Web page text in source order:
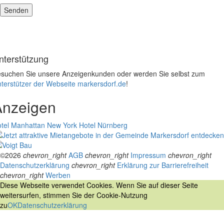
Sie unsere Anzeigenkunden oder werden Sie selbst zum
der Webseite markersdorf.de!
Manhattan New York Hotel Nürnberg
©2026 chevron_right AGB chevron_right Impressum chevron_right
Datenschutzerklärung chevron_right Erklärung zur Barrierefreiheit
chevron_right Werben
Diese Webseite verwendet Cookies. Wenn Sie auf dieser Seite
weitersurfen, stimmen Sie der Cookie-Nutzung
zuOKDatenschutzerklärung